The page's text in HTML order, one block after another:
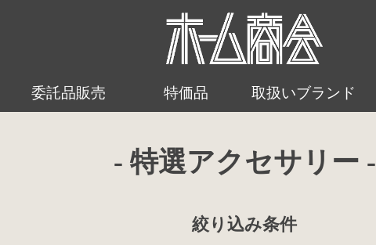
委託品販売 特価品 取扱いブランド
- 特選アクセサリー -
絞り込み条件